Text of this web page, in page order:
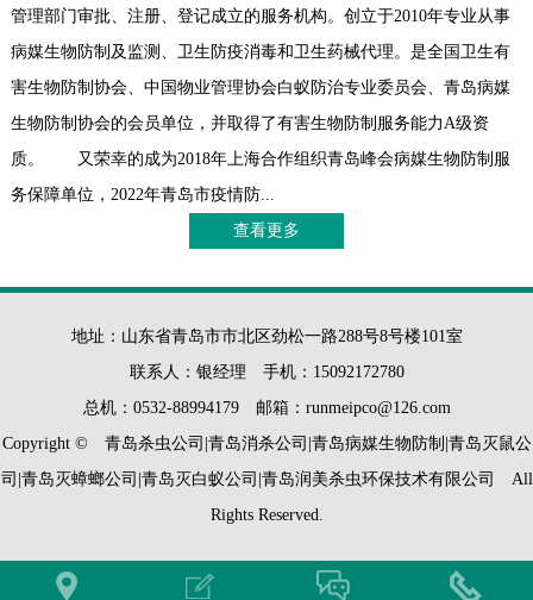
管理部门审批、注册、登记成立的服务机构。创立于2010年专业从事
病媒生物防制及监测、卫生防疫消毒和卫生药械代理。是全国卫生有
害生物防制协会、中国物业管理协会白蚁防治专业委员会、青岛病媒
生物防制协会的会员单位，并取得了有害生物防制服务能力A级资
质。 又荣幸的成为2018年上海合作组织青岛峰会病媒生物防制服
务保障单位，2022年青岛市疫情防...
查看更多
地址：山东省青岛市市北区劲松一路288号8号楼101室
联系人：银经理 手机：15092172780
总机：0532-88994179 邮箱：runmeipco@126.com
Copyright © 青岛杀虫公司|青岛消杀公司|青岛病媒生物防制|青岛灭鼠公
司|青岛灭蟑螂公司|青岛灭白蚁公司|青岛润美杀虫环保技术有限公司 All
Rights Reserved.